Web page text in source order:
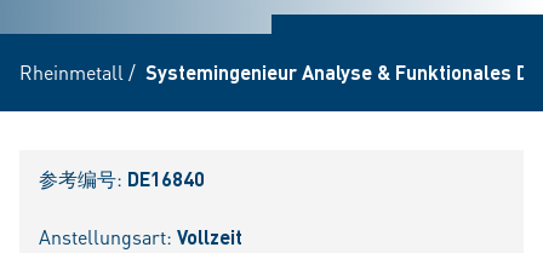
Rheinmetall / Systemingenieur Analyse & Funktionales
参考编号: DE16840
Anstellungsart: Vollzeit